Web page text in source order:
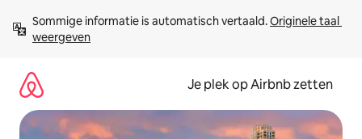
direct
naar
Sommige informatie is automatisch vertaald. Originele taal
weergeven
Je plek op Airbnb zetten